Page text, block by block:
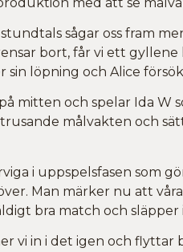
sågar oss fram
bort, får vi ett
sin löpning och Alice
mitten och spelar Ida
målvakten och
i uppspelsfasen som
Man märker nu att
bra match och
vi in i det igen och flyttar